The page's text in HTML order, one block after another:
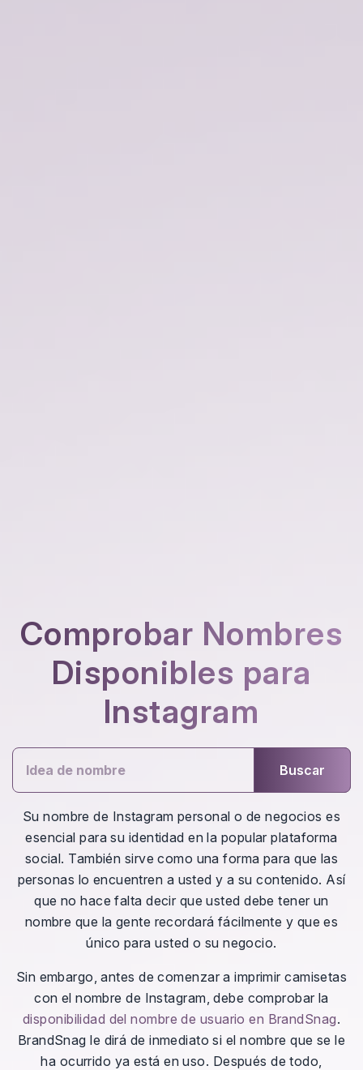
Comprobar Nombres
Disponibles para
Instagram
Su nombre de Instagram personal o de negocios es
esencial para su identidad en la popular plataforma
social. También sirve como una forma para que las
personas lo encuentren a usted y a su contenido. Así
que no hace falta decir que usted debe tener un
nombre que la gente recordará fácilmente y que es
único para usted o su negocio.
Sin embargo, antes de comenzar a imprimir camisetas
con el nombre de Instagram, debe comprobar la
disponibilidad del nombre de usuario en BrandSnag.
BrandSnag le dirá de inmediato si el nombre que se le
ha ocurrido ya está en uso. Después de todo,
Buscar